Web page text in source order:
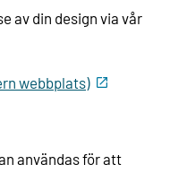
av din design via vår
webbplats)
användas för att